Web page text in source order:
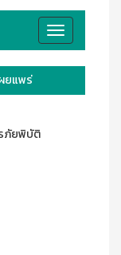
Toggle
navigation
ยแพร่
ภัยพิบัติ